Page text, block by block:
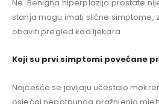
Ne. Benigna hiperplazija prostate
stanja mogu imati slične simptome,
obaviti pregled kod ljekara.
Koji su prvi simptomi povećane
Najčešće se javljaju učestalo
osjećaj nepotpunog pražnjenja